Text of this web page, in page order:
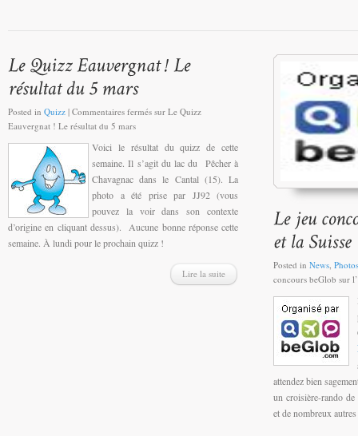
Posted in Quizz | Commentaires fermés sur Le Quizz
Eauvergnat ! Le résultat du 5 mars
Voici le résultat du quizz de cette
semaine. Il s’agit du lac du Pêcher à
Chavagnac dans le Cantal (15). La
photo a été prise par JJ92 (vous
pouvez la voir dans son contexte
d’origine en cliquant dessus). Aucune bonne réponse cette
semaine. À lundi pour le prochain quizz !
Lire la suite
Posted in News Photos
concours beGlob sur
attendez bien
un croisière-rando
et de nombreux